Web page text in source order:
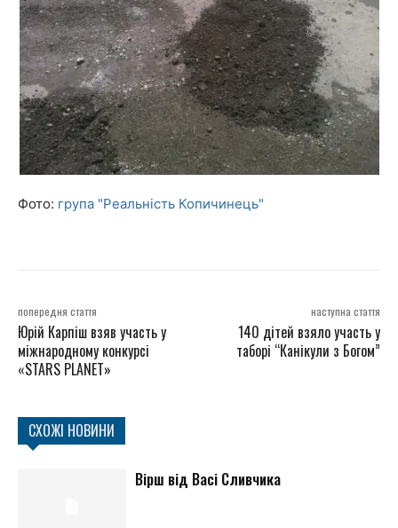
Фото: група "Реальність Копичинець"
попередня стаття
Юрій Карпіш взяв участь у
міжнародному конкурсі
«STARS PLANET»
наступна стаття
140 дітей взяло участь у
таборі “Канікули з Богом”
СХОЖІ НОВИНИ
Вірш від Васі Сливчика